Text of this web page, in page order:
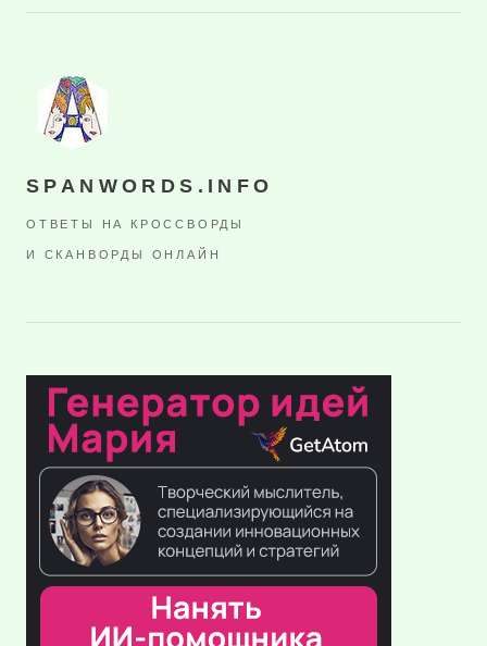
SPANWORDS.INFO
ОТВЕТЫ НА КРОССВОРДЫ
И СКАНВОРДЫ ОНЛАЙН